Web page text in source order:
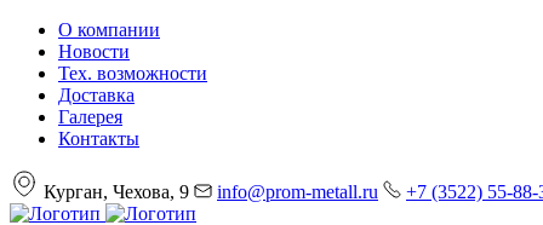
О компании
Новости
Тех. возможности
Доставка
Галерея
Контакты
Курган, Чехова, 9 info@prom-metall.ru +7 (3522) 55-88-